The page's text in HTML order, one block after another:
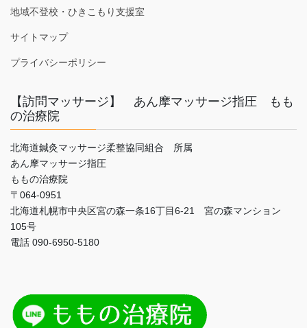
地域不登校・ひきこもり支援室
サイトマップ
プライバシーポリシー
【訪問マッサージ】 あん摩マッサージ指圧 もも
の治療院
北海道鍼灸マッサージ柔整協同組合 所属
あん摩マッサージ指圧
ももの治療院
〒064-0951
北海道札幌市中央区宮の森一条16丁目6-21 宮の森マンション
105号
電話 090-6950-5180